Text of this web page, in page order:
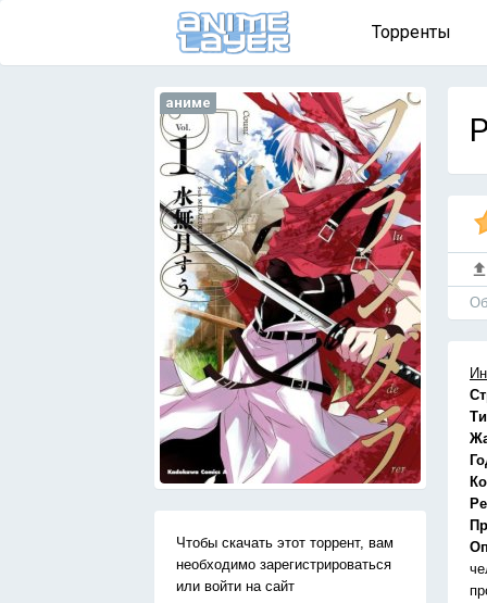
Торренты
аниме
Чтобы скачать этот торрент, вам
необходимо зарегистрироваться
или войти на сайт